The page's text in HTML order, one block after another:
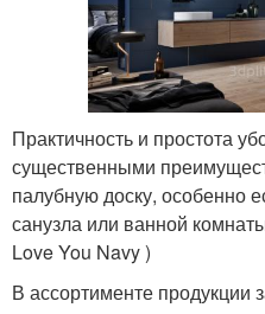
Практичность и простота
существенными
палубную доску, особенно
санузла или ванной
Love You Navy )
В ассортименте продукции